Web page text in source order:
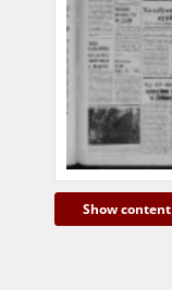
Show content